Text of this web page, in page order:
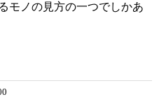
モノの見方の一つでしかあ